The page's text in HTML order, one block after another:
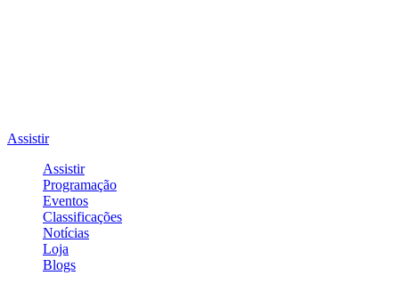
Assistir
Assistir
Programação
Eventos
Classificações
Notícias
Loja
Blogs